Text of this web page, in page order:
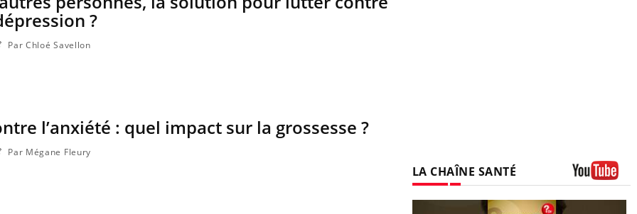
?
Par Chloé Savellon
l’anxiété : quel impact sur la grossesse ?
Par Mégane Fleury
LA CHAÎNE SANTÉ